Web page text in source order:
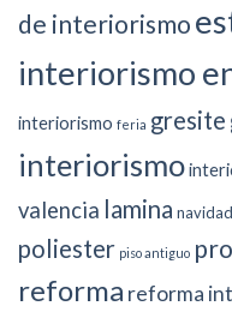
de interiorismo
interiorismo
interiorismo feria gresite
interiorismo
valencia lamina navidad
poliester piso antiguo
reforma reforma